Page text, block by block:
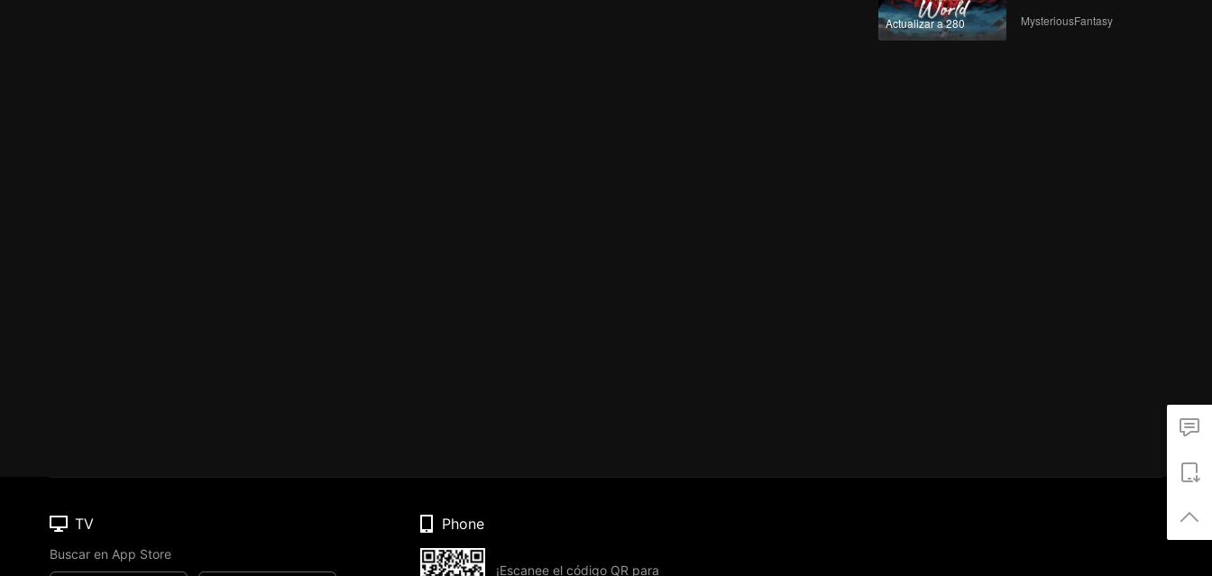
Actualizar a 280 MysteriousFantasy
TV
Buscar en App Store
Phone
¡Escanee el código QR para